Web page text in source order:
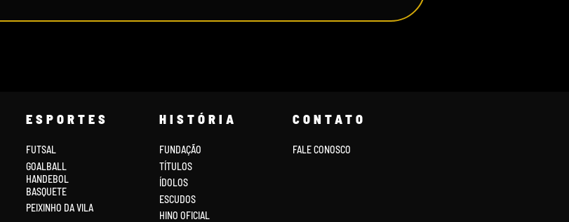
ESPORTES
FUTSAL
GOALBALL
HANDEBOL
BASQUETE
PEIXINHO DA VILA
HISTÓRIA
FUNDAÇÃO
TÍTULOS
ÍDOLOS
ESCUDOS
HINO OFICIAL
CONTATO
FALE CONOSCO